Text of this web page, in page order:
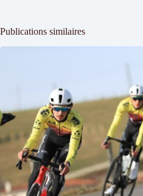
Publications similaires